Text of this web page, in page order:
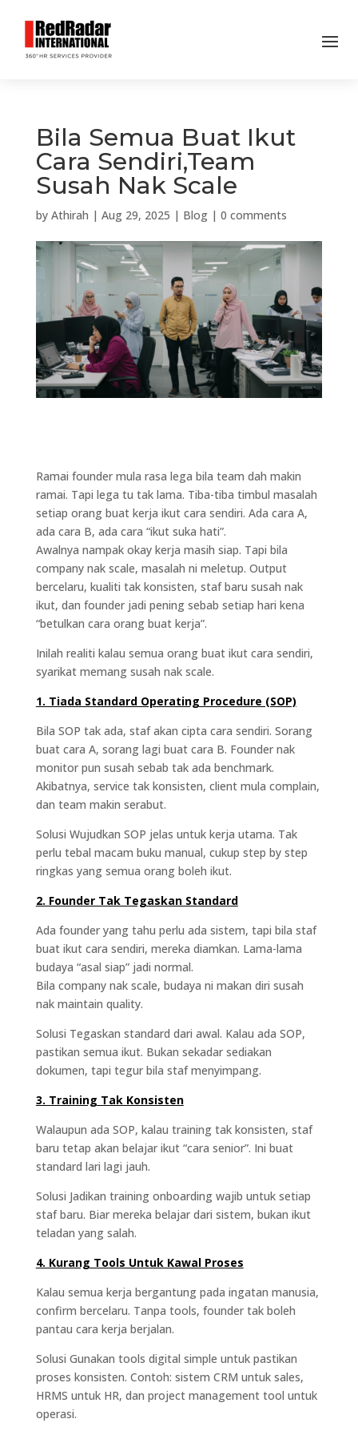
Bila Semua Buat Ikut
Cara Sendiri,Team
Susah Nak Scale
by Athirah | Aug 29, 2025 | Blog| 0 comments
Ramai founder mula rasa lega bila team dah makin
ramai. Tapi lega tu tak lama. Tiba-tiba timbul masalah
setiap orang buat kerja ikut cara sendiri. Ada cara A,
ada cara B, ada cara “ikut suka hati”.
Awalnya nampak okay kerja masih siap. Tapi bila
company nak scale, masalah ni meletup. Output
bercelaru, kualiti tak konsisten, staf baru susah nak
ikut, dan founder jadi pening sebab setiap hari kena
“betulkan cara orang buat kerja”.
Inilah realiti kalau semua orang buat ikut cara sendiri,
syarikat memang susah nak scale.
1. Tiada Standard Operating Procedure (SOP)
Bila SOP tak ada, staf akan cipta cara sendiri. Sorang
buat cara A, sorang lagi buat cara B. Founder nak
monitor pun susah sebab tak ada benchmark.
Akibatnya, service tak konsisten, client mula complain,
dan team makin serabut.
Solusi Wujudkan SOP jelas untuk kerja utama. Tak
perlu tebal macam buku manual, cukup step by step
ringkas yang semua orang boleh ikut.
2. Founder Tak Tegaskan Standard
Ada founder yang tahu perlu ada sistem, tapi bila staf
buat ikut cara sendiri, mereka diamkan. Lama-lama
budaya “asal siap” jadi normal.
Bila company nak scale, budaya ni makan diri susah
nak maintain quality.
Solusi Tegaskan standard dari awal. Kalau ada SOP,
pastikan semua ikut. Bukan sekadar sediakan
dokumen, tapi tegur bila staf menyimpang.
3. Training Tak Konsisten
Walaupun ada SOP, kalau training tak konsisten, staf
baru tetap akan belajar ikut “cara senior”. Ini buat
standard lari lagi jauh.
Solusi Jadikan training onboarding wajib untuk setiap
staf baru. Biar mereka belajar dari sistem, bukan ikut
teladan yang salah.
4. Kurang Tools Untuk Kawal Proses
Kalau semua kerja bergantung pada ingatan manusia,
confirm bercelaru. Tanpa tools, founder tak boleh
pantau cara kerja berjalan.
Solusi Gunakan tools digital simple untuk pastikan
proses konsisten. Contoh: sistem CRM untuk sales,
HRMS untuk HR, dan project management tool untuk
operasi.